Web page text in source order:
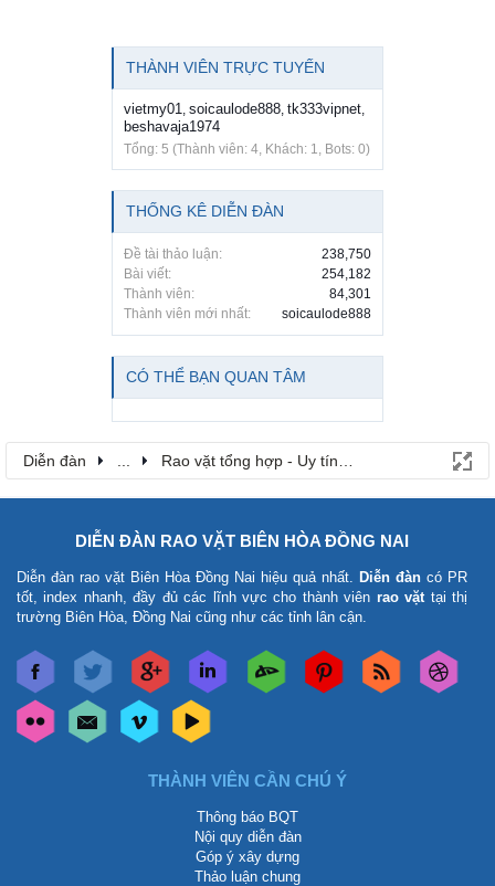
THÀNH VIÊN TRỰC TUYẾN
vietmy01 soicaulode888 tk333vipnet
beshavaja1974
Tổng: 5 (Thành viên: 4, Khách: 1, Bots: 0)
THỐNG KÊ DIỄN ĐÀN
Đề tài thảo luận:
238,750
Bài viết:
254,182
Thành viên:
84,301
Thành viên mới nhất:
soicaulode888
CÓ THỂ BẠN QUAN TÂM
Diễn đàn Rao vặt tổng hợp - Uy tín - Miễn phí
DIỄN ĐÀN RAO VẶT BIÊN HÒA ĐỒNG NAI
Diễn đàn rao vặt Biên Hòa Đồng Nai hiệu quả nhất. Diễn đàn có PR
tốt, index nhanh, đầy đủ các lĩnh vực cho thành viên rao vặt tại thị
trường Biên Hòa, Đồng Nai cũng như các tỉnh lân cận.
THÀNH VIÊN CẦN CHÚ Ý
Thông báo BQT
Nội quy diễn đàn
Góp ý xây dựng
Thảo luận chung